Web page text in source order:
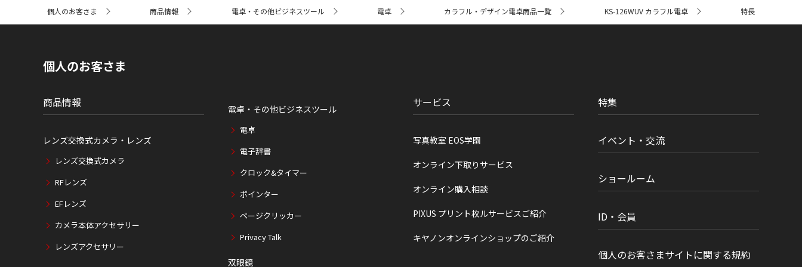
ト
個人のお客さま 商品情報 電卓・その他ビジネスツール 電卓 カラフル・デザイン電卓商品一覧 KS-126WUV カラフル電卓 特長
個人のお客さま
商品情報
レンズ交換式カメラ・レンズ
レンズ交換式カメラ
RFレンズ
EFレンズ
カメラ本体アクセサリー
レンズアクセサリー
電卓・その他ビジネスツール
電卓
電子辞書
クロック&タイマー
ポインター
ページクリッカー
Privacy Talk
双眼鏡
サービス
写真教室 EOS学園
オンライン下取りサービス
オンライン購入相談
PIXUS プリント枚ルサービスご紹介
キヤノンオンラインショップのご紹介
特集
イベント・交流
ショールーム
ID・会員
個人のお客さまサイトに関する規約